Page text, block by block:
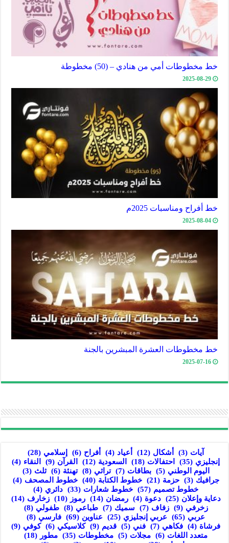
خط مخطوطات أمي من هنادي – (50) مخطوطة
2025-08-29
خط أفراح ومناسبات 2025م
2025-08-04
خط مخطوطات العشرة المبشرين بالجنة
2025-07-16
آيات (3) أشكال (12) أعياد (4) أفراح (6) إسلامي (28)
إنجليزي (35) احتفالات (18) السعودية (12) القرآن (9) النقاء (4)
اليوم الوطني (5) بطاقات (7) تراثي (8) تهنئة (6) ثلث (3)
جرافيك (3) حزمة (21) خطوط الكتابة (40) خطوط المصحف (4)
خطوط تصميم (57) خطوط شعارات (33) دائري (4)
دعاية وإعلان (25) دعوة (4) رمضان (14) رموز (10) زخارف (14)
زخرفي (9) زفاف (7) سميك (7) طباعي (8) طفولي (8)
عربي (65) عربي إنجليزي (25) عناوين (69) فارسي (8)
فرشاة (4) فكاهي (7) فني (5) قديم (9) كلاسيكي (6) كوفي (9)
متعدد اللغات (6) مجلات (5) مخطوطات (35) مطور (18)